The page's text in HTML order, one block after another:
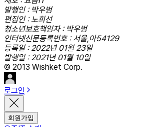
발행인 : 박우범
편집인 : 노희선
청소년보호책임자 : 박우범
인터넷신문등록번호 : 서울,아54129
등록일 : 2022년 01월 23일
발행일 : 2021년 01월 10일
© 2013 Wishket Corp.
로그인
회원가입